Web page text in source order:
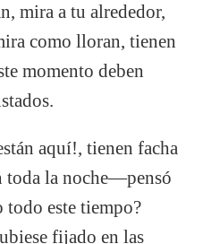
mira a tu alrededor,
como lloran, tienen
momento deben
aquí!, tienen facha
toda la noche—pensó
este tiempo?
fijado en las